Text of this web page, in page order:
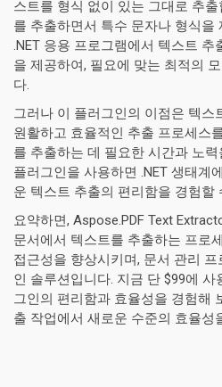
스트를 형식 없이 있는 그대로 추
를 추출하면서 특수 문자나 형식을
.NET 응용 프로그램에서 텍스트
을 제공하여, 필요에 맞는 최적의
다.
그러나 이 플러그인의 이점은 텍스
원활하고 효율적인 추출 프로세스
를 추출하는 데 필요한 시간과 노
플러그인을 사용하면 .NET 생태계
운 텍스트 추출의 편리함을 경험할
요약하면, Aspose.PDF Text
문서에서 텍스트를 추출하는 프로
접근성을 향상시키며, 문서 관리
인 솔루션입니다. 지금 단 $99에 사
그인의 편리함과 효율성을 경험해
출 작업에서 새로운 수준의 효율성